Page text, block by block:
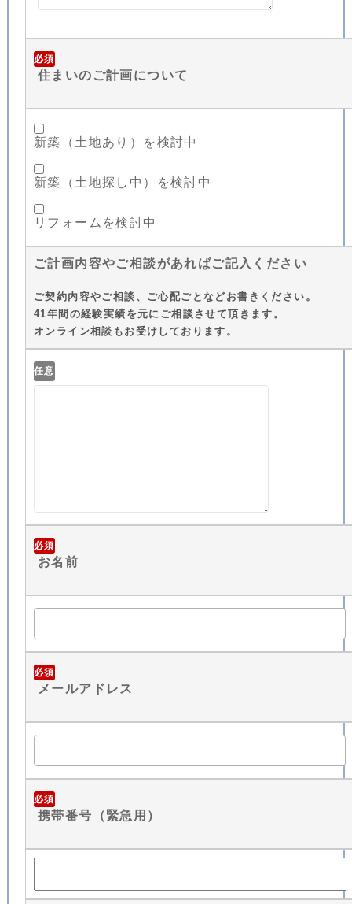
必須
住まいのご計画について
新築（土地あり）を検討中
新築（土地探し中）を検討中
リフォームを検討中
ご計画内容やご相談があればご記入ください
ご契約内容やご相談、ご心配ごとなどお書きください。
41年間の経験実績を元にご相談させて頂きます。
オンライン相談もお受けしております。
任意
必須
お名前
必須
メールアドレス
必須
携帯番号（緊急用）